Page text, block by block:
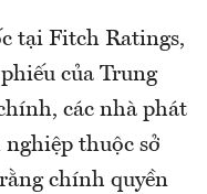
tại Fitch Ratings,
của Trung
các nhà phát
thuộc sở
chính quyền